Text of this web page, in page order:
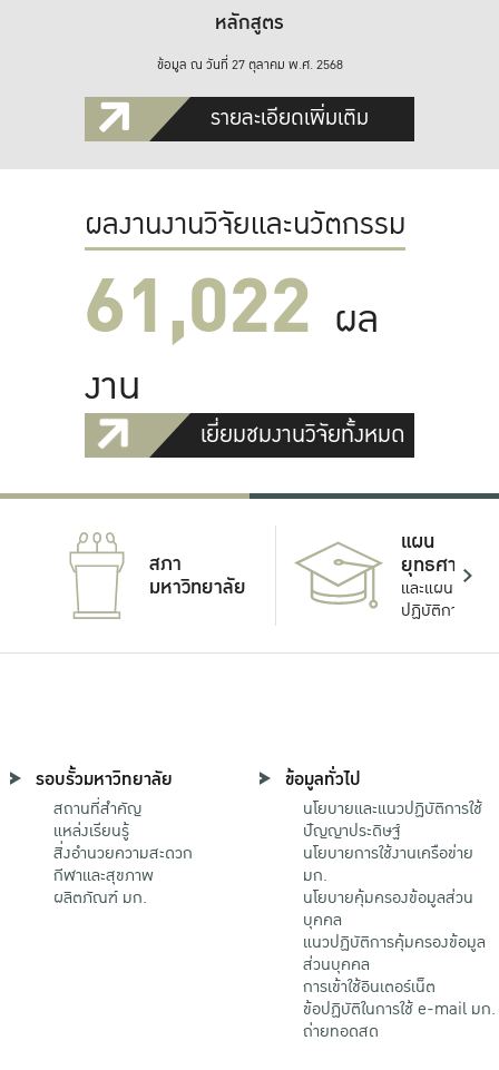
หลักสูตร
ข้อมูล ณ วันที่ 27 ตุลาคม พ.ศ. 2568
รายละเอียดเพิ่มเติม
ผลงานงานวิจัยและนวัตกรรม
61,022 ผล
งาน
เยี่ยมชมงานวิจัยทั้งหมด
สภา
มหาวิทยาลัย
แผน
ยุทธศาสตร์
และแผน
ปฏิบัติการ
รอบรั้วมหาวิทยาลัย
สถานที่สำคัญ
แหล่งเรียนรู้
สิ่งอำนวยความสะดวก
กีฬาและสุขภาพ
ผลิตภัณฑ์ มก.
ข้อมูลทั่วไป
นโยบายและแนวปฏิบัติการใช้
ปัญญาประดิษฐ์
นโยบายการใช้งานเครือข่าย
มก.
นโยบายคุ้มครองข้อมูลส่วน
บุคคล
แนวปฏิบัติการคุ้มครองข้อมูล
ส่วนบุคคล
การเข้าใช้อินเตอร์เน็ต
ข้อปฏิบัติในการใช้ e-mail มก.
ถ่ายทอดสด